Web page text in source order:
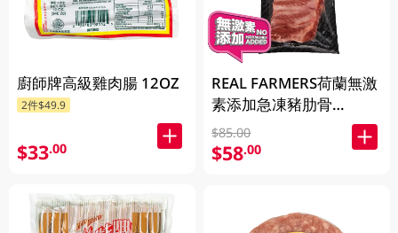
廚師牌高級雞肉腸 12OZ
2件$49.9
$33.00
REAL FARMERS荷蘭無激
素添加急凍豬肋骨
500GM
$85.00
$58.00